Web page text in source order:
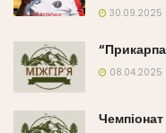
30.09.2025
08.04.2025